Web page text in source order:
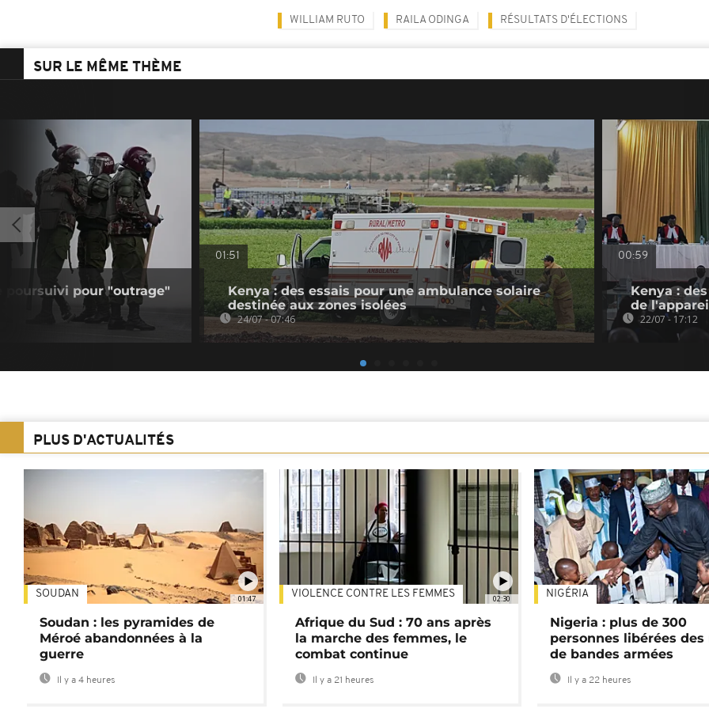
WILLIAM RUTO RAILA ODINGA RÉSULTATS D'ÉLECTIONS
SUR LE MÊME THÈME
poursuivi pour "outrage"
01:51
Kenya : des essais pour une ambulance solaire
destinée aux zones isolées
24/07 - 07:46
00:59
Kenya :
de
22/07 - 17:12
PLUS D'ACTUALITÉS
01:47
SOUDAN
Soudan : les pyramides de
Méroé abandonnées à la
guerre
Il y a 4 heures
02:30
VIOLENCE CONTRE LES FEMMES
Afrique du Sud : 70 ans après
la marche des femmes, le
combat continue
Il y a 21 heures
NIGÉRIA
Nigeria : plus de 300
personnes libérées des
de bandes armées
Il y a 22 heures